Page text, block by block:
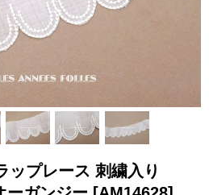
ップレース 刺繍入り